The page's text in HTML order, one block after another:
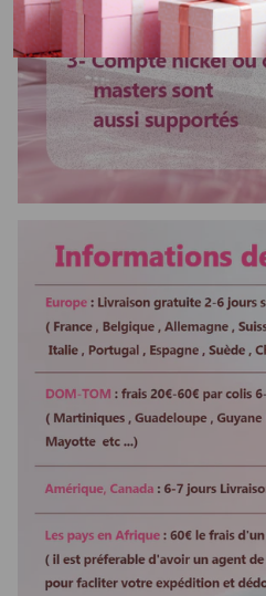
Lisser ou boucler au fer Oui